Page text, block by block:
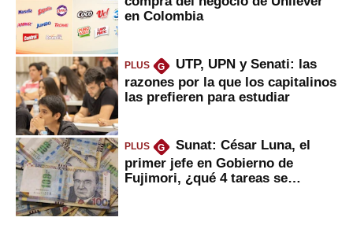
en Colombia
PLUS G
UTP, UPN y Senati: las
razones por la que los capitalinos
las prefieren para estudiar
PLUS G
Sunat: César Luna, el
primer jefe en Gobierno de
Fujimori, ¿qué 4 tareas se